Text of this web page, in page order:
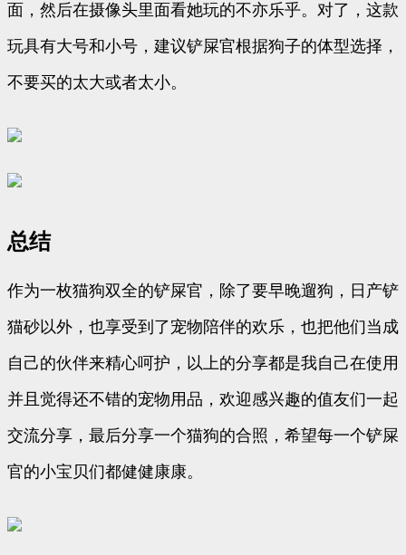
面，然后在摄像头里面看她玩的不亦乐乎。对了，这款
玩具有大号和小号，建议铲屎官根据狗子的体型选择，
不要买的太大或者太小。
总结
作为一枚猫狗双全的铲屎官，除了要早晚遛狗，日产铲
猫砂以外，也享受到了宠物陪伴的欢乐，也把他们当成
自己的伙伴来精心呵护，以上的分享都是我自己在使用
并且觉得还不错的宠物用品，欢迎感兴趣的值友们一起
交流分享，最后分享一个猫狗的合照，希望每一个铲屎
官的小宝贝们都健健康康。